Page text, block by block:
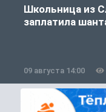
Школьница из
заплатила
09 августа 14:00